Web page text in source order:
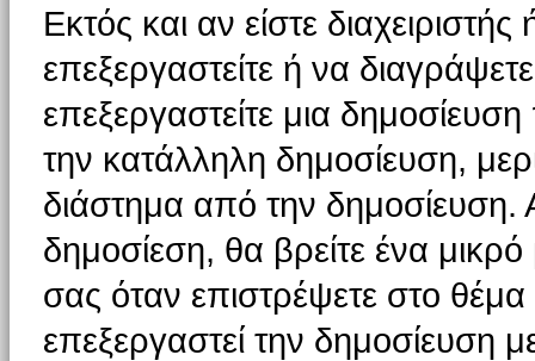
Εκτός και αν είστε
επεξεργαστείτε ή να
επεξεργαστείτε μια
την κατάλληλη δημοσίευση,
διάστημα από την δημοσίευση.
δημοσίεση, θα βρείτε ένα
σας όταν επιστρέψετε στο
επεξεργαστεί την δημοσίευση